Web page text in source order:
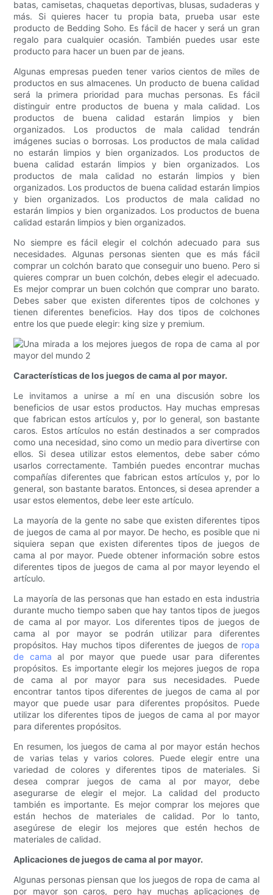
batas, camisetas, chaquetas deportivas, blusas, sudaderas y
más. Si quieres hacer tu propia bata, prueba usar este
producto de Bedding Soho. Es fácil de hacer y será un gran
regalo para cualquier ocasión. También puedes usar este
producto para hacer un buen par de jeans.
Algunas empresas pueden tener varios cientos de miles de
productos en sus almacenes. Un producto de buena calidad
será la primera prioridad para muchas personas. Es fácil
distinguir entre productos de buena y mala calidad. Los
productos de buena calidad estarán limpios y bien
organizados. Los productos de mala calidad tendrán
imágenes sucias o borrosas. Los productos de mala calidad
no estarán limpios y bien organizados. Los productos de
buena calidad estarán limpios y bien organizados. Los
productos de mala calidad no estarán limpios y bien
organizados. Los productos de buena calidad estarán limpios
y bien organizados. Los productos de mala calidad no
estarán limpios y bien organizados. Los productos de buena
calidad estarán limpios y bien organizados.
No siempre es fácil elegir el colchón adecuado para sus
necesidades. Algunas personas sienten que es más fácil
comprar un colchón barato que conseguir uno bueno. Pero si
quieres comprar un buen colchón, debes elegir el adecuado.
Es mejor comprar un buen colchón que comprar uno barato.
Debes saber que existen diferentes tipos de colchones y
tienen diferentes beneficios. Hay dos tipos de colchones
entre los que puede elegir: king size y premium.
Características de los juegos de cama al por mayor.
Le invitamos a unirse a mí en una discusión sobre los
beneficios de usar estos productos. Hay muchas empresas
que fabrican estos artículos y, por lo general, son bastante
caros. Estos artículos no están destinados a ser comprados
como una necesidad, sino como un medio para divertirse con
ellos. Si desea utilizar estos elementos, debe saber cómo
usarlos correctamente. También puedes encontrar muchas
compañías diferentes que fabrican estos artículos y, por lo
general, son bastante baratos. Entonces, si desea aprender a
usar estos elementos, debe leer este artículo.
La mayoría de la gente no sabe que existen diferentes tipos
de juegos de cama al por mayor. De hecho, es posible que ni
siquiera sepan que existen diferentes tipos de juegos de
cama al por mayor. Puede obtener información sobre estos
diferentes tipos de juegos de cama al por mayor leyendo el
artículo.
La mayoría de las personas que han estado en esta industria
durante mucho tiempo saben que hay tantos tipos de juegos
de cama al por mayor. Los diferentes tipos de juegos de
cama al por mayor se podrán utilizar para diferentes
propósitos. Hay muchos tipos diferentes de juegos de ropa
de cama al por mayor que puede usar para diferentes
propósitos. Es importante elegir los mejores juegos de ropa
de cama al por mayor para sus necesidades. Puede
encontrar tantos tipos diferentes de juegos de cama al por
mayor que puede usar para diferentes propósitos. Puede
utilizar los diferentes tipos de juegos de cama al por mayor
para diferentes propósitos.
En resumen, los juegos de cama al por mayor están hechos
de varias telas y varios colores. Puede elegir entre una
variedad de colores y diferentes tipos de materiales. Si
desea comprar juegos de cama al por mayor, debe
asegurarse de elegir el mejor. La calidad del producto
también es importante. Es mejor comprar los mejores que
están hechos de materiales de calidad. Por lo tanto,
asegúrese de elegir los mejores que estén hechos de
materiales de calidad.
Aplicaciones de juegos de cama al por mayor.
Algunas personas piensan que los juegos de ropa de cama al
por mayor son caros, pero hay muchas aplicaciones de